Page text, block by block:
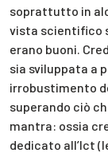
soprattutto in
vista scientifico
erano buoni.
sia sviluppata a
irrobustimento
superando ciò
mantra: ossia
dedicato all’Ict